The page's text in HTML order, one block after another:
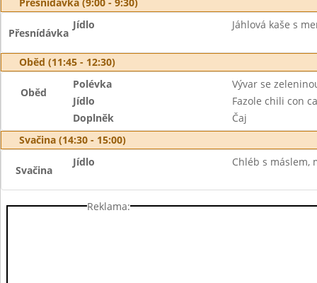
Přesnídávka
Jídlo Jáhlová kaše s
Oběd (11:45 - 12:30)
Oběd
Polévka
Vývar se
Jídlo
Fazole chili con
Doplněk
Čaj
Svačina (14:30 - 15:00)
Svačina
Jídlo Chléb s máslem,
Reklama: